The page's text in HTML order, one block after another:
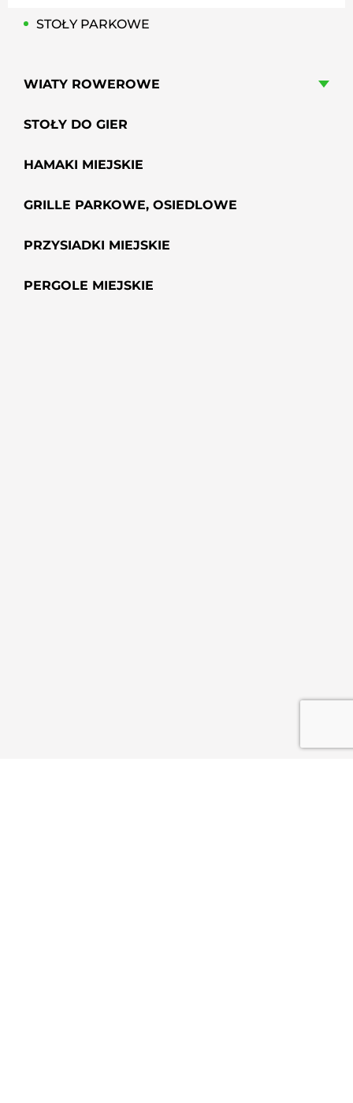
STOŁY PARKOWE
WIATY ROWEROWE
STOŁY DO GIER
HAMAKI MIEJSKIE
GRILLE PARKOWE, OSIEDLOWE
PRZYSIADKI MIEJSKIE
PERGOLE MIEJSKIE